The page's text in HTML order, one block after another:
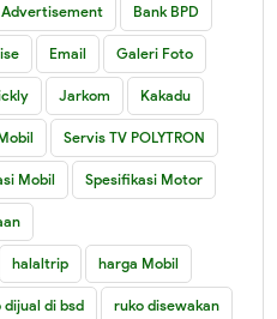
Advertisement Bank BPD
Email Galeri Foto
Jarkom Kakadu
Servis TV POLYTRON
Mobil Spesifikasi Motor
halaltrip harga Mobil
dijual di bsd ruko disewakan